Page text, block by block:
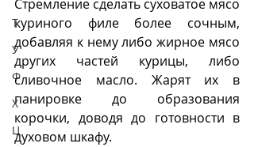
Т
У
Ф
Х
Ц
Стремление сделать суховатое мясо
куриного филе более сочным,
добавляя к нему либо жирное мясо
других частей курицы, либо
сливочное масло. Жарят их в
панировке до образования
корочки, доводя до готовности в
духовом шкафу.